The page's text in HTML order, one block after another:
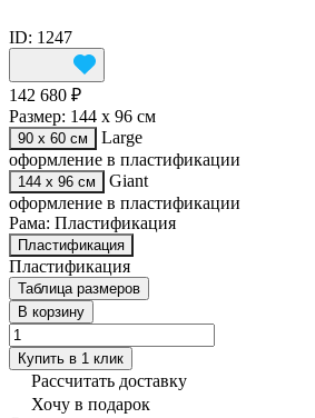
ID: 1247
142 680 ₽
Размер: 144 х 96 см
90 х 60 см
Large
оформление в пластификации
144 х 96 см
Giant
оформление в пластификации
Рама: Пластификация
Пластификация
Пластификация
Таблица размеров
В корзину
Купить в 1 клик
Рассчитать доставку
Хочу в подарок